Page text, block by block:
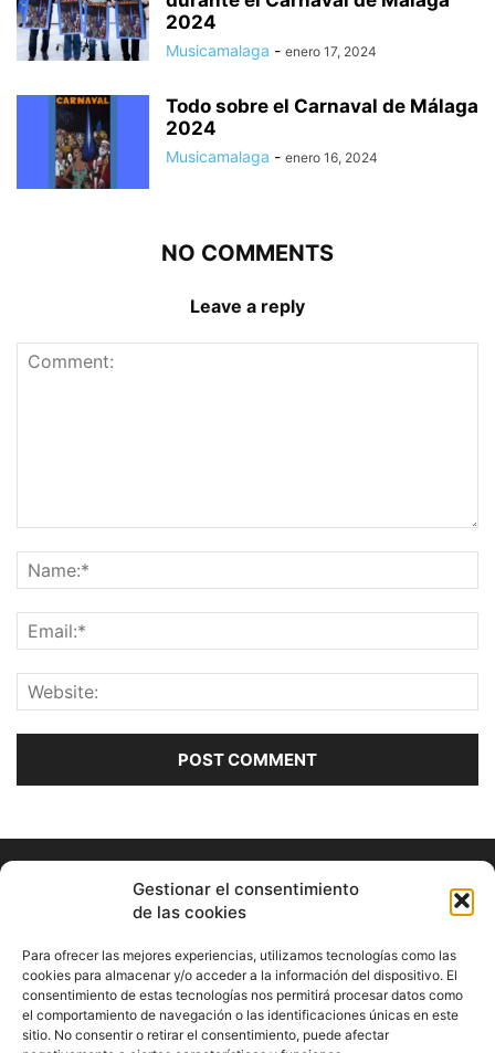
Gestionar el consentimiento
de las cookies
Para ofrecer las mejores experiencias, utilizamos tecnologías como las
cookies para almacenar y/o acceder a la información del dispositivo. El
consentimiento de estas tecnologías nos permitirá procesar datos como
el comportamiento de navegación o las identificaciones únicas en este
sitio. No consentir o retirar el consentimiento, puede afectar
2024
Musicamalaga - enero 17, 2024
Todo sobre el Carnaval de Málaga
2024
Musicamalaga - enero 16, 2024
NO COMMENTS
Leave a reply
ABOUT US